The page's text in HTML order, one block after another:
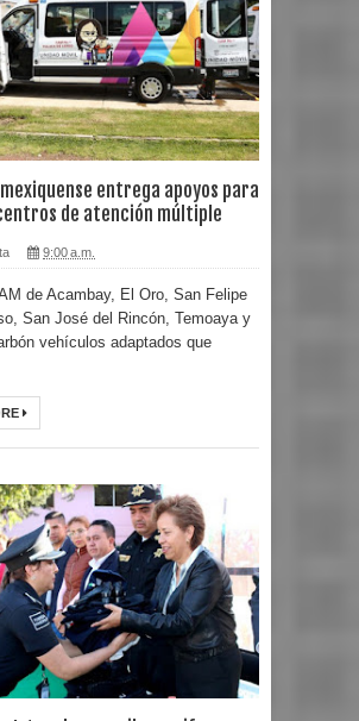
entrega apoyos para
de atención múltiple
9:00 a.m.
de Acambay, El Oro, San Felipe
San José del Rincón, Temoaya y
vehículos adaptados que